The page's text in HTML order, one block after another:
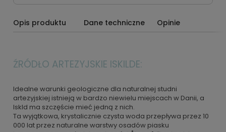
Opis produktu Dane techniczne Opinie
ŹRÓDŁO ARTEZYJSKIE ISKILDE:
Idealne warunki geologiczne dla naturalnej studni
artezyjskiej istnieją w bardzo niewielu miejscach w Danii, a
Iskld ma szczęście mieć jedną z nich.
Ta wyjątkowa, krystalicznie czysta woda przepływa przez 10
000 lat przez naturalne warstwy osadów piasku